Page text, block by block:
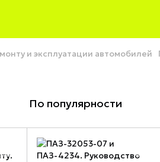
и эксплуатации автомобилей
По популярности